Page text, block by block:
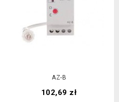
AZ-B
Cena
102,69 zł